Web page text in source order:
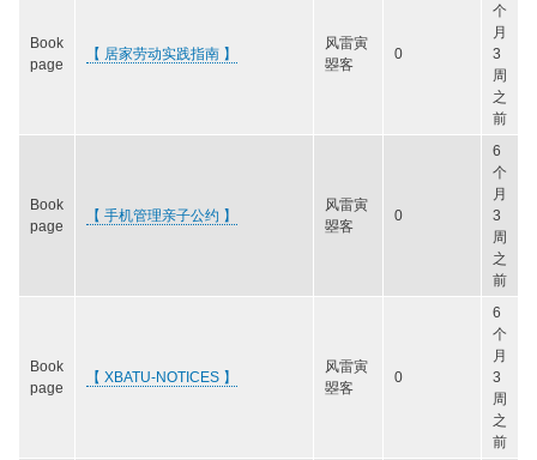
Book
page
【 居家劳动实践指南 】
风雷寅
曌客
0
个
月
3
周
之
前
Book
page
【 手机管理亲子公约 】
风雷寅
曌客
0
6
个
月
3
周
之
前
Book
page
【 XBATU-NOTICES 】
风雷寅
曌客
0
6
个
月
3
周
之
前